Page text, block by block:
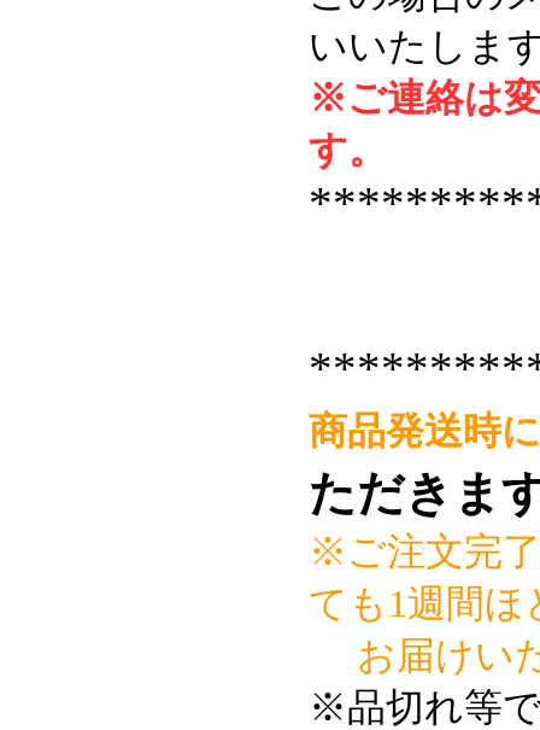
いいたしま
※ご連絡は
す。
商品発送時
ただきま
※ご注文完
ても1週間ほ
お届けい
※品切れ等